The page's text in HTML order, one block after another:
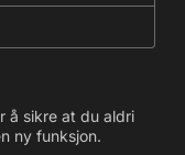
å sikre at du aldri
ny funksjon.